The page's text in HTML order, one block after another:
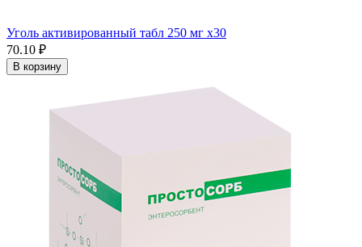
Уголь активированный табл 250 мг x30
70.10 ₽
В корзину